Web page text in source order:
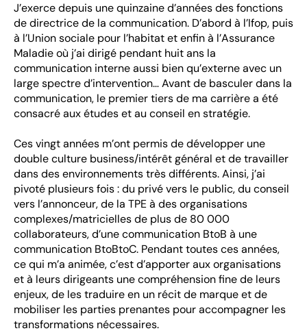
J’exerce depuis une quinzaine d’années des fonctions
de directrice de la communication. D’abord à l’Ifop, puis
à l’Union sociale pour l’habitat et enfin à l’Assurance
Maladie où j’ai dirigé pendant huit ans la
communication interne aussi bien qu’externe avec un
large spectre d’intervention… Avant de basculer dans la
communication, le premier tiers de ma carrière a été
consacré aux études et au conseil en stratégie.
Ces vingt années m’ont permis de développer une
double culture business/intérêt général et de travailler
dans des environnements très différents. Ainsi, j’ai
pivoté plusieurs fois : du privé vers le public, du conseil
vers l’annonceur, de la TPE à des organisations
complexes/matricielles de plus de 80 000
collaborateurs, d’une communication BtoB à une
communication BtoBtoC. Pendant toutes ces années,
ce qui m’a animée, c’est d’apporter aux organisations
et à leurs dirigeants une compréhension fine de leurs
enjeux, de les traduire en un récit de marque et de
mobiliser les parties prenantes pour accompagner les
transformations nécessaires.